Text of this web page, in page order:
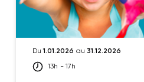
Du 1.01.2026 au 31.12.2026
13h - 17h